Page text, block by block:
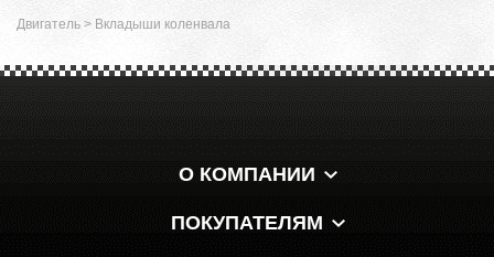
Двигатель > Вкладыши коленвала
О КОМПАНИИ
ПОКУПАТЕЛЯМ